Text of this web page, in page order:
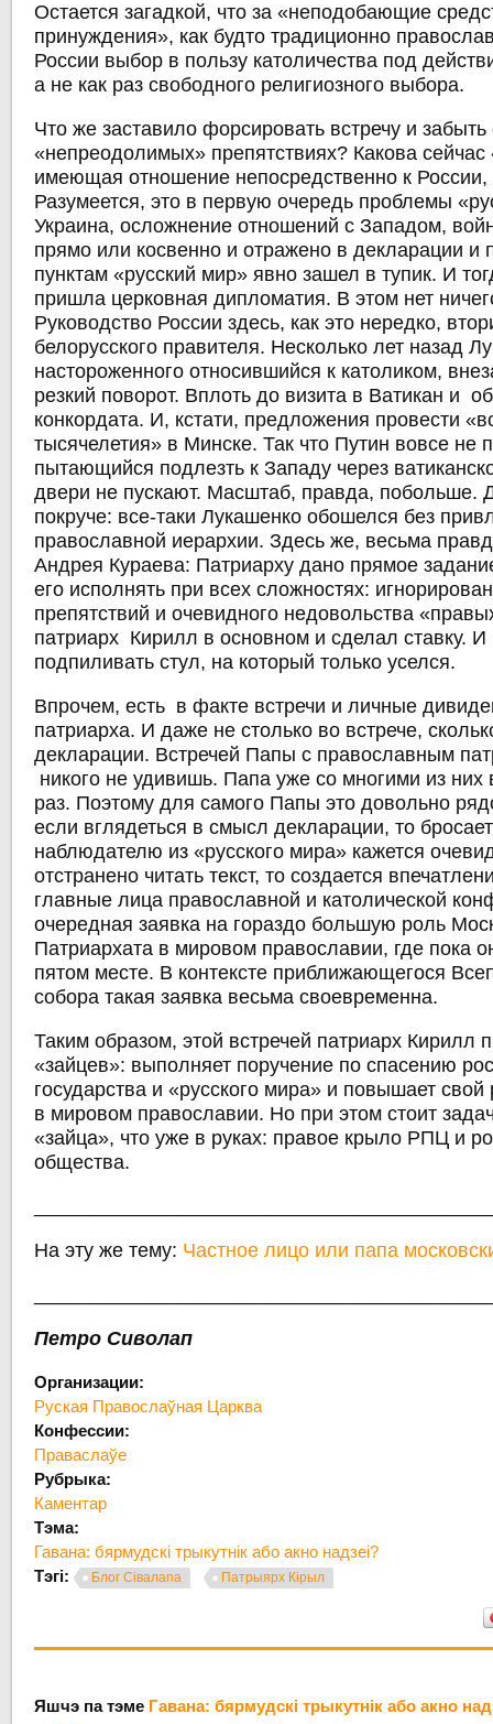
Остается загадкой, что за «неподобающие
принуждения», как будто традиционно
России выбор в пользу католичества под
а не как раз свободного религиозного выбора.
Что же заставило форсировать встречу и забыть
«непреодолимых» препятствиях? Какова
имеющая отношение непосредственно к
Разумеется, это в первую очередь проблемы
Украина, осложнение отношений с Западом,
прямо или косвенно и отражено в декларации и
пунктам «русский мир» явно зашел в тупик. И
пришла церковная дипломатия. В этом нет
Руководство России здесь, как это нередко,
белорусского правителя. Несколько лет назад
настороженного относившийся к католиком,
резкий поворот. Вплоть до визита в Ватикан и
конкордата. И, кстати, предложения провести
тысячелетия» в Минске. Так что Путин вовсе не
пытающийся подлезть к Западу через
двери не пускают. Масштаб, правда, побольше.
покруче: все-таки Лукашенко обошелся без
православной иерархии. Здесь же, весьма
Андрея Кураева: Патриарху дано прямое
его исполнять при всех сложностях:
препятствий и очевидного недовольства
патриарх Кирилл в основном и сделал ставку. И
подпиливать стул, на который только уселся.
Впрочем, есть в факте встречи и личные
патриарха. И даже не столько во встрече,
декларации. Встречей Папы с православным
никого не удивишь. Папа уже со многими из них
раз. Поэтому для самого Папы это довольно
если вглядеться в смысл декларации, то
наблюдателю из «русского мира» кажется
отстранено читать текст, то создается
главные лица православной и католической
очередная заявка на гораздо большую роль
Патриархата в мировом православии, где пока
пятом месте. В контексте приближающегося
собора такая заявка весьма своевременна.
Таким образом, этой встречей патриарх Кирилл
«зайцев»: выполняет поручение по спасению
государства и «русского мира» и повышает свой
в мировом православии. Но при этом стоит
«зайца», что уже в руках: правое крыло РПЦ и
общества.
На эту же тему: Частное лицо или папа
Петро Сиволап
Организации:
Руская Правослаўная Царква
Конфессии:
Праваслаўе
Рубрыка:
Каментар
Тэма:
Гавана: бярмудскі трыкутнік або акно надзеі?
Тэгі:
Блог Сівалапа Патрыярх Кірыл
Яшчэ па тэме Гавана: бярмудскі трыкутнік або акно